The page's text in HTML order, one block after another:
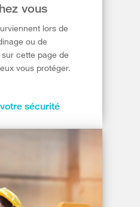
vous
lors de
ou de
cette page de
vous protéger.
sécurité